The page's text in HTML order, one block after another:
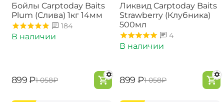
Бойлы Carptoday Baits
Plum (Слива) 1кг 14мм
184
В наличии
‍899‍ ₽‍1 058‍₽
Ликвид Carptoday Baits
Strawberry (Клубника)
500мл
4
В наличии
‍899‍ ₽‍1 058‍₽